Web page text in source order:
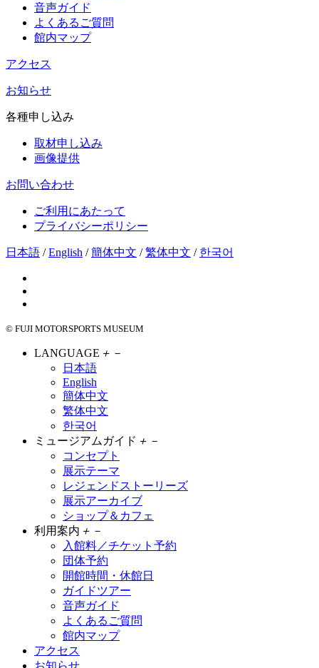
音声ガイド
よくあるご質問
館内マップ
アクセス
お知らせ
各種申し込み
取材申し込み
画像提供
お問い合わせ
ご利用にあたって
プライバシーポリシー
日本語 /English /簡体中文 /繁体中文 / 한국어
© FUJI MOTORSPORTS MUSEUM
LANGUAGE ＋ －
日本語
English
簡体中文
繁体中文
한국어
ミュージアムガイド ＋ －
コンセプト
展示テーマ
レジェンドストーリーズ
展示アーカイブ
ショップ＆カフェ
利用案内 ＋ －
入館料／チケット予約
団体予約
開館時間・休館日
ガイドツアー
音声ガイド
よくあるご質問
館内マップ
アクセス